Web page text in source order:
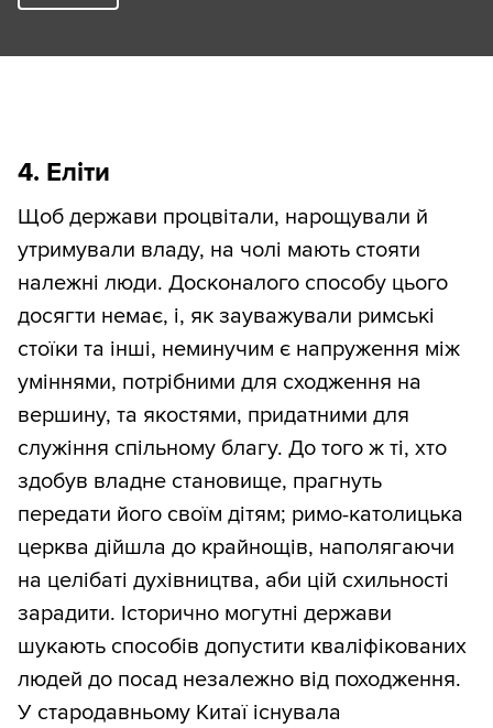
4. Еліти
Щоб держави процвітали, нарощували й
утримували владу, на чолі мають стояти
належні люди. Досконалого способу цього
досягти немає, і, як зауважували римські
стоїки та інші, неминучим є напруження між
уміннями, потрібними для сходження на
вершину, та якостями, придатними для
служіння спільному благу. До того ж ті, хто
здобув владне становище, прагнуть
передати його своїм дітям; римо-католицька
церква дійшла до крайнощів, наполягаючи
на целібаті духівництва, аби цій схильності
зарадити. Історично могутні держави
шукають способів допустити кваліфікованих
людей до посад незалежно від походження.
У стародавньому Китаї існувала